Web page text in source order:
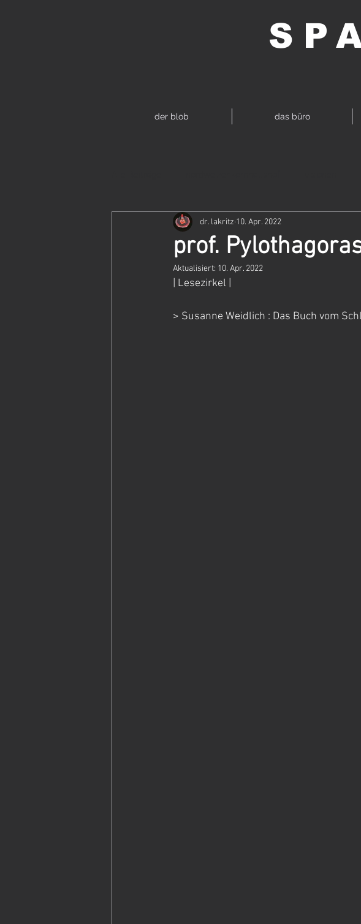
der blob das büro
lakis weisheiten langstrassenkultur
prof. Pylothagoras' schabernack
prof.
dr. lakritz 10. Apr. 2022
Aktualisiert: 10. Apr. 2022
| Lesezirkel |
> Susanne Weidlich : Das Buch vom